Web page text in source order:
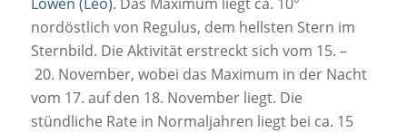
nordöstlich von Regulus, dem hellsten Stern im
Sternbild. Die Aktivität erstreckt sich vom 15. –
20. November, wobei das Maximum in der Nacht
vom 17. auf den 18. November liegt. Die
stündliche Rate in Normaljahren liegt bei ca. 15